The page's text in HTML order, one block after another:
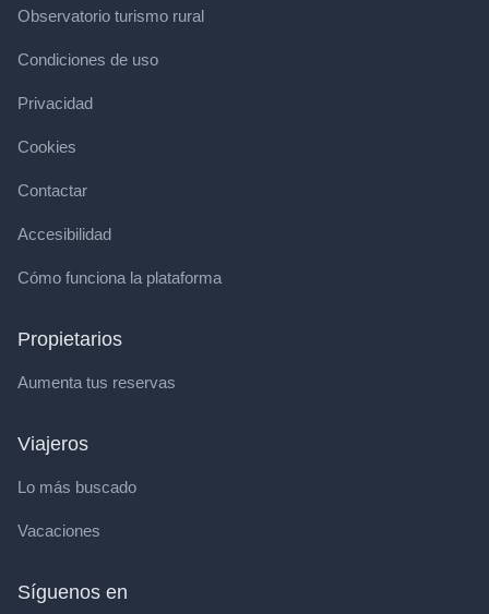
Observatorio turismo rural
Condiciones de uso
Privacidad
Cookies
Contactar
Accesibilidad
Cómo funciona la plataforma
Propietarios
Aumenta tus reservas
Viajeros
Lo más buscado
Vacaciones
Síguenos en